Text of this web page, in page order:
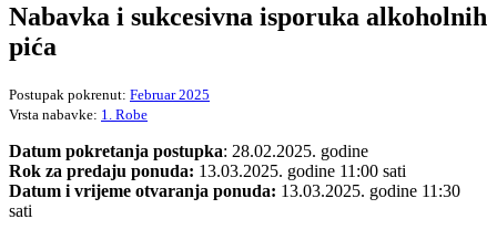
Nabavka i sukcesivna isporuka alkoholnih
pića
Postupak pokrenut: Februar 2025
Vrsta nabavke: 1. Robe
Datum pokretanja postupka: 28.02.2025. godine
Rok za predaju ponuda: 13.03.2025. godine 11:00 sati
Datum i vrijeme otvaranja ponuda: 13.03.2025. godine 11:30
sati